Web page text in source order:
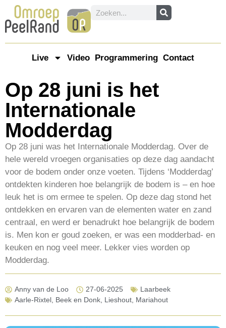
Live Video Programmering Contact
Op 28 juni is het
Internationale
Modderdag
Op 28 juni was het Internationale Modderdag. Over de
hele wereld vroegen organisaties op deze dag aandacht
voor de bodem onder onze voeten. Tijdens ‘Modderdag’
ontdekten kinderen hoe belangrijk de bodem is – en hoe
leuk het is om ermee te spelen. Op deze dag stond het
ontdekken en ervaren van de elementen water en zand
centraal, en werd er benadrukt hoe belangrijk de bodem
is. Men kon er goud zoeken, er was een modderbad- en
keuken en nog veel meer. Lekker vies worden op
Modderdag.
Anny van de Loo 27-06-2025
Laarbeek
Aarle-Rixtel, Beek en Donk, Lieshout, Mariahout